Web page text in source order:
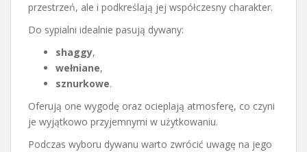
przestrzeń, ale i podkreślają jej współczesny charakter.
Do sypialni idealnie pasują dywany:
shaggy,
wełniane,
sznurkowe.
Oferują one wygodę oraz ocieplają atmosferę, co czyni
je wyjątkowo przyjemnymi w użytkowaniu.
Podczas wyboru dywanu warto zwrócić uwagę na jego